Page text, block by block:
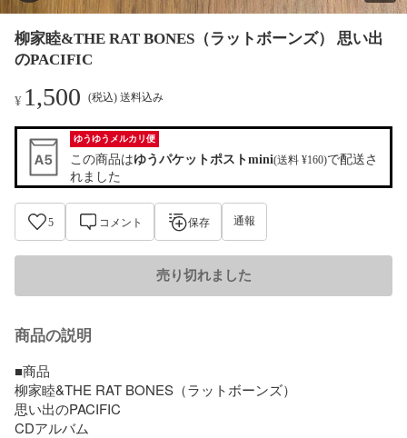
柳家睦&THE RAT BONES（ラットボーンズ） 思い出
のPACIFIC
¥ 1,500 (税込) 送料込み
ゆうゆうメルカリ便
この商品はゆうパケットポストmini(送料 ¥160)で配送さ
れました
5 コメント 保存 通報
売り切れました
商品の説明
■商品
柳家睦&THE RAT BONES（ラットボーンズ）
思い出のPACIFIC
CDアルバム